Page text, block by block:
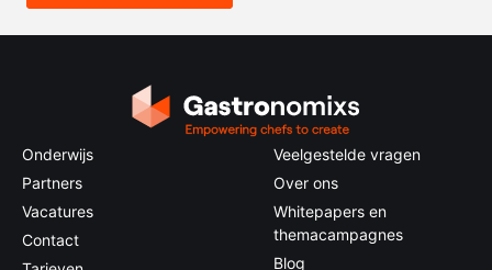
Onderwijs
Partners
Vacatures
Contact
Veelgestelde vragen
Over ons
Whitepapers en
themacampagnes
Blog